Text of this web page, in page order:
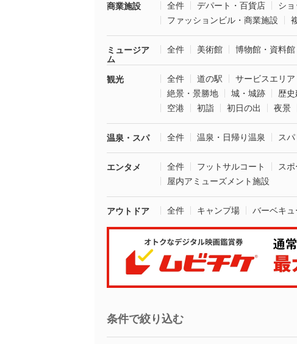
商業施設 全件 デパート・百貨店 シ
ファッションビル・商業施設
ミュージア
ム
全件 美術館 博物館・資料館
観光 全件 道の駅 サービスエリ
絶景・景勝地
城・城跡 歴
空港
初詣 初日の出 夜景
温泉・スパ 全件 温泉・日帰り温泉 ス
エンタメ 全件 フットサルコート ス
屋内アミューズメント施設
アウトドア 全件 キャンプ場 バーベキュ
条件で絞り込む